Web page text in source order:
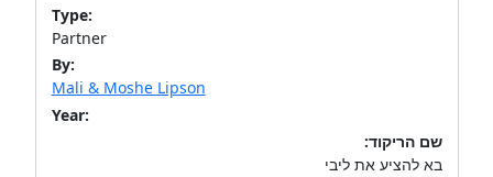
Type:
Partner
By:
Mali & Moshe Lipson
Year:
שם הריקוד:
בא להציע את ליבי